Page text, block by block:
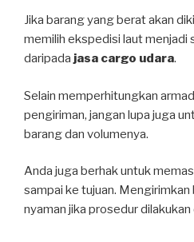
Jika barang yang berat akan
memilih ekspedisi laut menjadi
daripada jasa cargo udara.
Selain memperhitungkan
pengiriman, jangan lupa juga
barang dan volumenya.
Anda juga berhak untuk
sampai ke tujuan.
nyaman jika prosedur dilakukan